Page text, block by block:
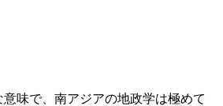
味で、南アジアの地政学は極めて